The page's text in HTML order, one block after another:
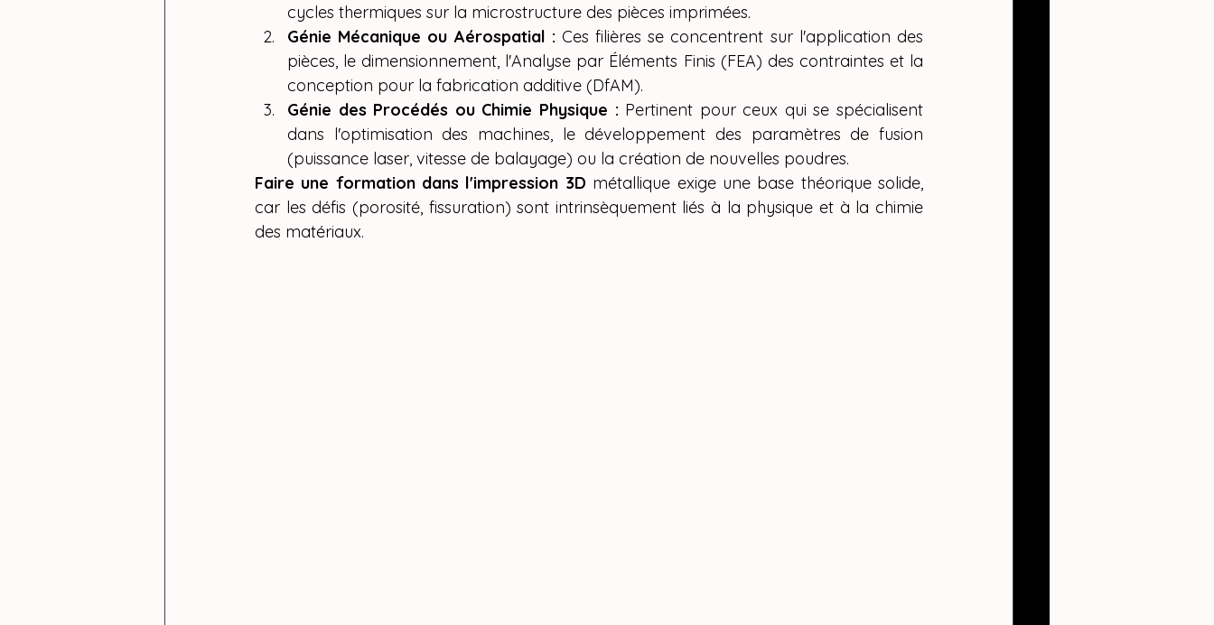
cycles thermiques sur la microstructure des pièces imprimées.
Génie Mécanique ou Aérospatial : Ces filières se concentrent sur l'application des
pièces, le dimensionnement, l'Analyse par Éléments Finis (FEA) des contraintes et la
conception pour la fabrication additive (DfAM).
Génie des Procédés ou Chimie Physique : Pertinent pour ceux qui se spécialisent
dans l'optimisation des machines, le développement des paramètres de fusion
(puissance laser, vitesse de balayage) ou la création de nouvelles poudres.
Faire une formation dans l'impression 3D métallique exige une base théorique solide,
car les défis (porosité, fissuration) sont intrinsèquement liés à la physique et à la chimie
des matériaux.